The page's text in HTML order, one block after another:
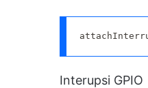
Interupsi GPIO